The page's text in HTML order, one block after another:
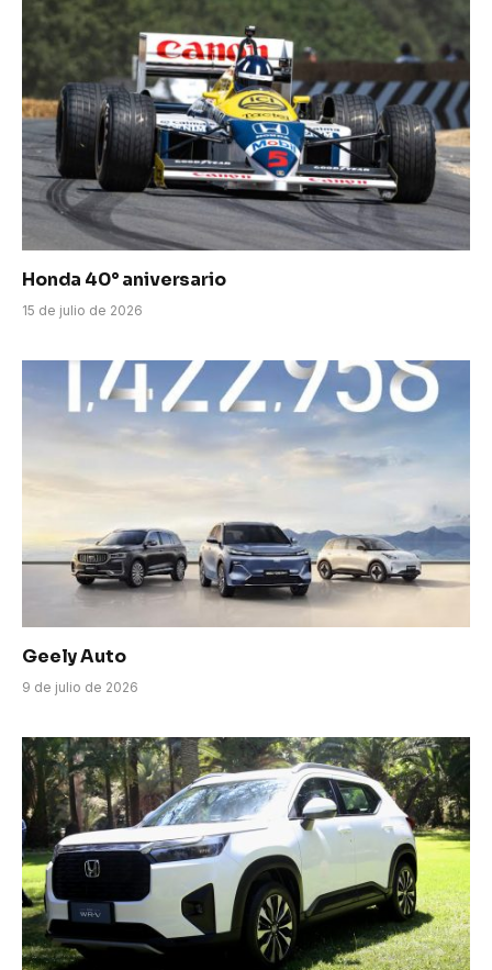
Honda 40° aniversario
15 de julio de 2026
Geely Auto
9 de julio de 2026